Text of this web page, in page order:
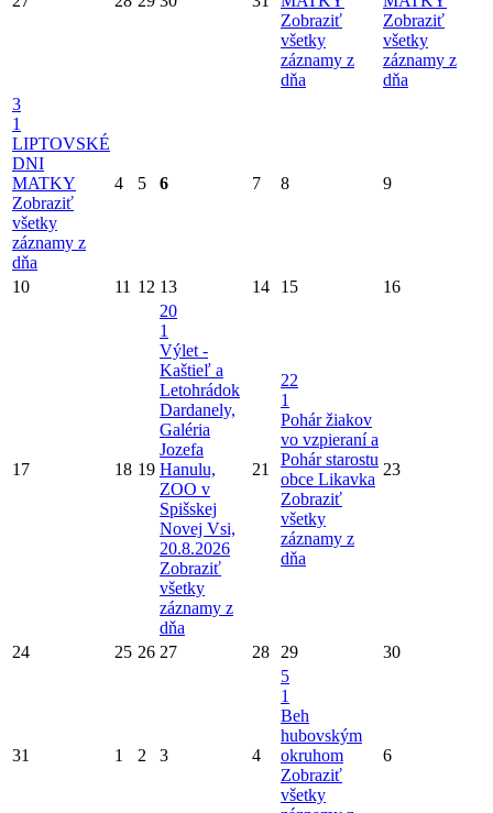
Zobraziť
všetky
záznamy z
dňa
Zobraziť
všetky
záznamy z
dňa
3
1
LIPTOVSKÉ
DNI
MATKY
Zobraziť
všetky
záznamy z
dňa
4 5 6 7 8 9
10 11 12 13 14 15 16
17 18 19
20
1
Výlet -
Kaštieľ a
Letohrádok
Dardanely,
Galéria
Jozefa
Hanulu,
ZOO v
Spišskej
Novej Vsi,
20.8.2026
Zobraziť
všetky
záznamy z
dňa
21
22
1
Pohár žiakov
vo vzpieraní a
Pohár starostu
obce Likavka
Zobraziť
všetky
záznamy z
dňa
23
24 25 26 27 28 29 30
31 1 2 3 4
5
1
Beh
hubovským
okruhom
Zobraziť
všetky
6